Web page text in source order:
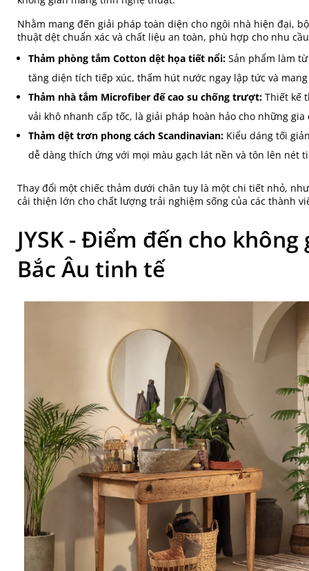
Nhằm mang đến giải pháp toàn diện cho ngôi nhà hiện đại,
thuật dệt chuẩn xác và chất liệu an toàn, phù hợp cho nhu
Thảm phòng tắm Cotton dệt họa tiết nổi: Sản phẩm làm
tăng diện tích tiếp xúc, thấm hút nước ngay lập tức và
Thảm nhà tắm Microfiber đế cao su chống trượt: Thiết kế
vải khô nhanh cấp tốc, là giải pháp hoàn hảo cho những
Thảm dệt trơn phong cách Scandinavian: Kiểu dáng tối
dễ dàng thích ứng với mọi màu gạch lát nền và tôn lên nét
Thay đổi một chiếc thảm dưới chân tuy là một chi tiết nhỏ,
cải thiện lớn cho chất lượng trải nghiệm sống của các thành
JYSK - Điểm đến cho
Bắc Âu tinh tế